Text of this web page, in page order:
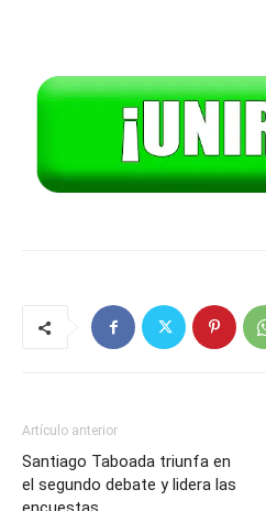
Artículo anterior
Santiago Taboada triunfa en
el segundo debate y lidera las